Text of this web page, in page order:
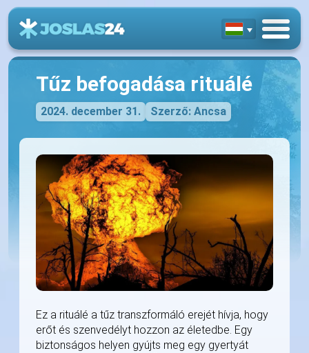
Tűz befogadása rituálé
2024. december 31. Szerző: Ancsa
Ez a rituálé a tűz transzformáló erejét hívja, hogy
erőt és szenvedélyt hozzon az életedbe. Egy
biztonságos helyen gyújts meg egy gyertyát